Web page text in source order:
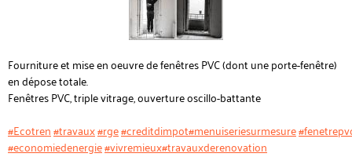
Fourniture et mise en oeuvre de fenêtres PVC (dont une porte-fenêtre)
en dépose totale.
Fenêtres PVC, triple vitrage, ouverture oscillo-battante
#Ecotren#travaux#rge#creditdimpot#menuiseriesurmesure
#economiedenergie#vivremieux#travauxderenovation